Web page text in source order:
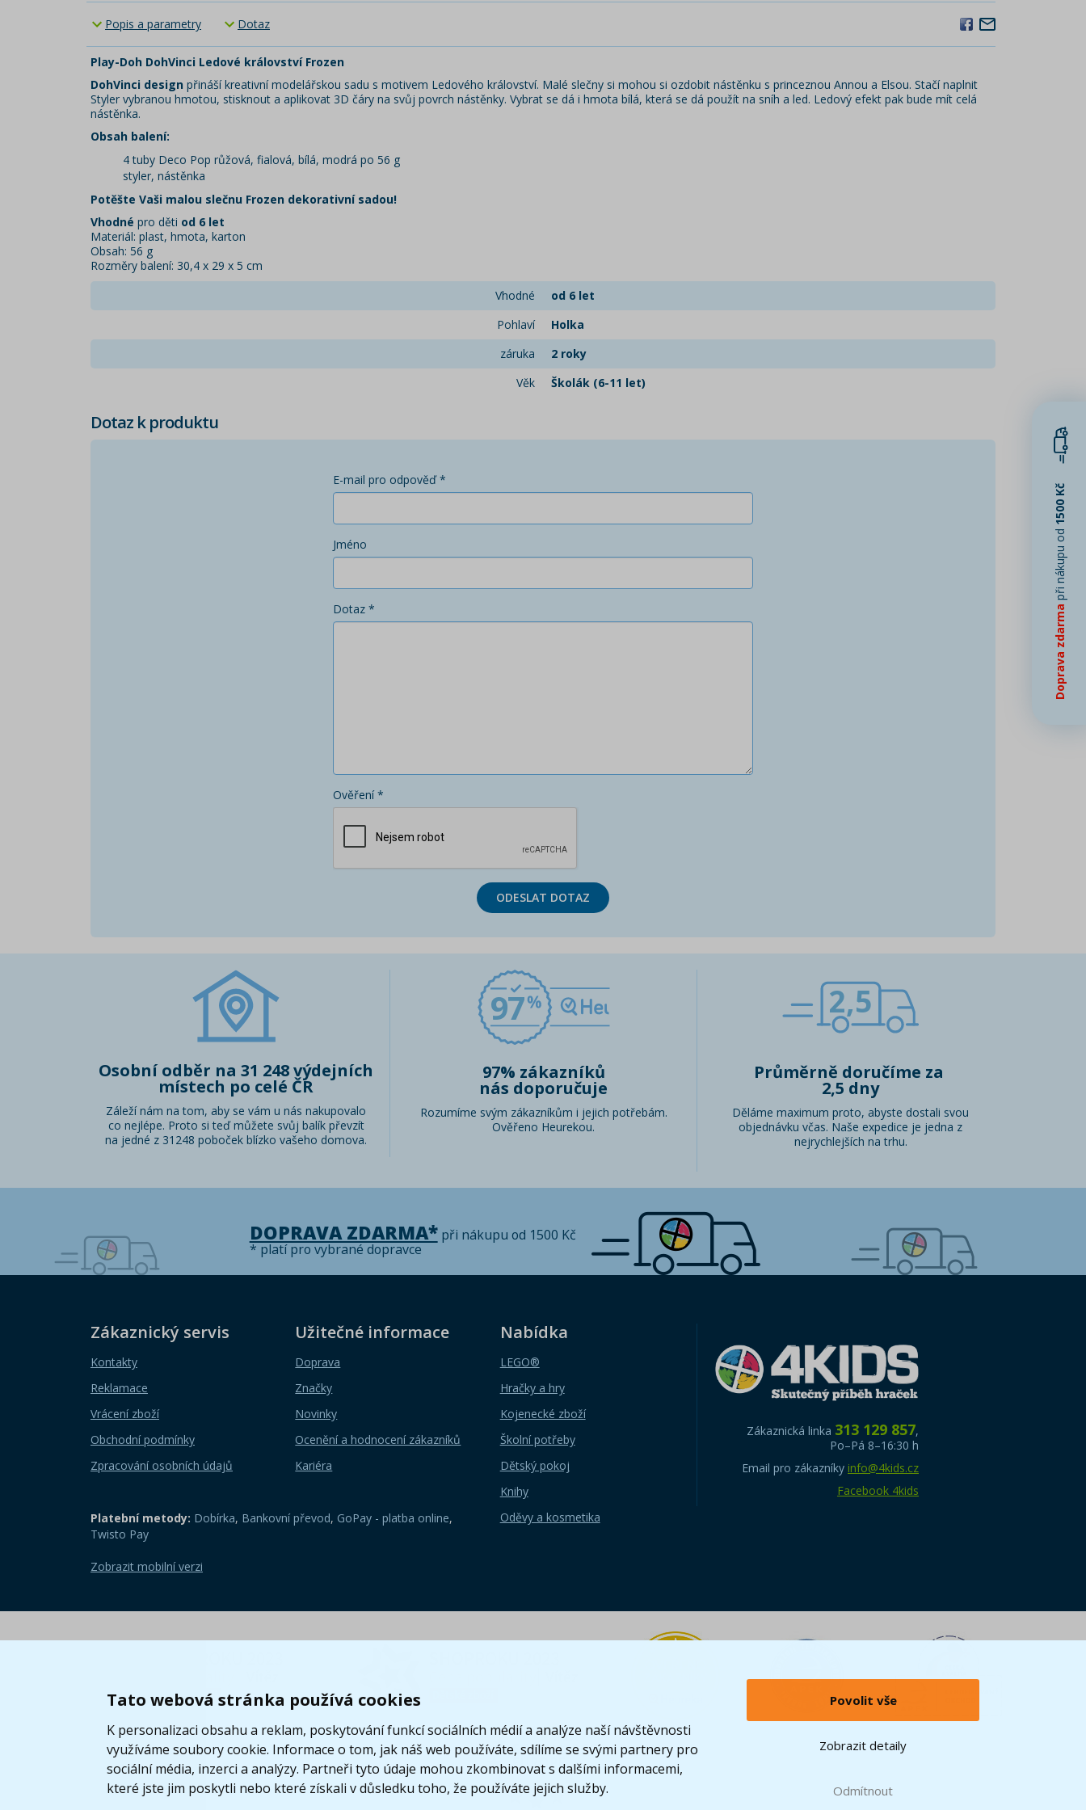
Tato webová stránka používá cookies
K personalizaci obsahu a reklam, poskytování funkcí sociálních médií a analýze naší návštěvnosti
využíváme soubory cookie. Informace o tom, jak náš web používáte, sdílíme se svými partnery pro
sociální média, inzerci a analýzy. Partneři tyto údaje mohou zkombinovat s dalšími informacemi,
které jste jim poskytli nebo které získali v důsledku toho, že používáte jejich služby.
Povolit vše
Zobrazit detaily
Odmítnout
Popis a parametry Dotaz
Play-Doh DohVinci Ledové království Frozen
DohVinci design přináší kreativní modelářskou sadu s motivem Ledového království. Malé slečny si mohou si ozdobit nástěnku s princeznou Annou a Elsou. Stačí naplnit
Styler vybranou hmotou, stisknout a aplikovat 3D čáry na svůj povrch nástěnky. Vybrat se dá i hmota bílá, která se dá použít na sníh a led. Ledový efekt pak bude mít celá
nástěnka.
Obsah balení:
4 tuby Deco Pop růžová, fialová, bílá, modrá po 56 g
styler, nástěnka
Potěšte Vaši malou slečnu Frozen dekorativní sadou!
Vhodné pro děti od 6 let
Materiál: plast, hmota, karton
Obsah: 56 g
Rozměry balení: 30,4 x 29 x 5 cm
Vhodné
od 6 let
Pohlaví
Holka
záruka
2 roky
Věk
Školák (6-11 let)
Dotaz k produktu
E-mail pro odpověď *
Jméno
Dotaz *
Ověření *
ODESLAT DOTAZ
Osobní odběr na 31 248 výdejních
místech po celé ČR
Záleží nám na tom, aby se vám u nás nakupovalo
co nejlépe. Proto si teď můžete svůj balík převzít
na jedné z 31248 poboček blízko vašeho domova.
97
97% zákazníků
nás doporučuje
Rozumíme svým zákazníkům i jejich potřebám.
Ověřeno Heurekou.
2,5
Průměrně doručíme za
2,5 dny
Děláme maximum proto, abyste dostali svou
objednávku včas. Naše expedice je jedna z
nejrychlejších na trhu.
DOPRAVA ZDARMA*při nákupu od 1500 Kč
* platí pro vybrané dopravce
Zákaznický servis
Kontakty
Reklamace
Vrácení zboží
Obchodní podmínky
Zpracování osobních údajů
Užitečné informace
Doprava
Značky
Novinky
Ocenění a hodnocení zákazníků
Kariéra
Nabídka
LEGO®
Hračky a hry
Kojenecké zboží
Školní potřeby
Dětský pokoj
Knihy
Oděvy a kosmetika
Platební metody: Dobírka, Bankovní převod, GoPay - platba online,
Twisto Pay
Zobrazit mobilní verzi
Zákaznická linka 313 129 857,
Po–Pá 8–16:30 h
Email pro zákazníky info@4kids.cz
Facebook 4kids
Doprava zdarma
při nákupu od
1500 Kč